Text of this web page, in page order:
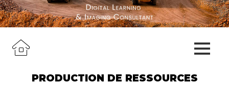
PRODUCTION DE RESSOURCES